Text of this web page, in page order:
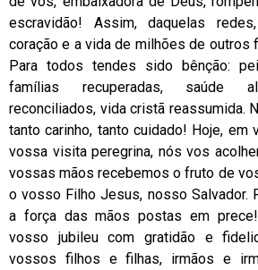
escravidão! Assim, daquelas
coração e a vida de milhões de outros
Para todos tendes sido bênção:
famílias recuperadas, saúde
reconciliados, vida cristã reassumida.
tanto carinho, tanto cuidado! Hoje, em
vossa visita peregrina, nós vos
vossas mãos recebemos o fruto de
o vosso Filho Jesus, nosso Salvador.
a força das mãos postas em
vosso jubileu com gratidão e
vossos filhos e filhas, irmãos e